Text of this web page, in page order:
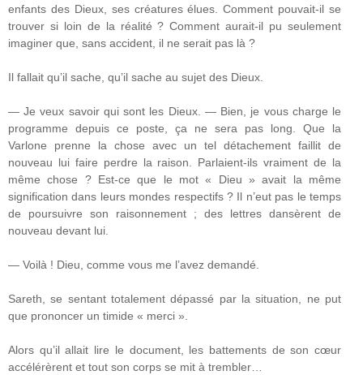
enfants des Dieux, ses créatures élues. Comment pouvait-il se
trouver si loin de la réalité ? Comment aurait-il pu seulement
imaginer que, sans accident, il ne serait pas là ?
Il fallait qu’il sache, qu’il sache au sujet des Dieux.
— Je veux savoir qui sont les Dieux. — Bien, je vous charge le
programme depuis ce poste, ça ne sera pas long. Que la
Varlone prenne la chose avec un tel détachement faillit de
nouveau lui faire perdre la raison. Parlaient-ils vraiment de la
même chose ? Est-ce que le mot « Dieu » avait la même
signification dans leurs mondes respectifs ? Il n’eut pas le temps
de poursuivre son raisonnement ; des lettres dansèrent de
nouveau devant lui.
— Voilà ! Dieu, comme vous me l’avez demandé.
Sareth, se sentant totalement dépassé par la situation, ne put
que prononcer un timide « merci ».
Alors qu’il allait lire le document, les battements de son cœur
accélérèrent et tout son corps se mit à trembler…